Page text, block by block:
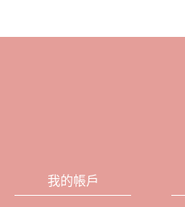
我的帳戶